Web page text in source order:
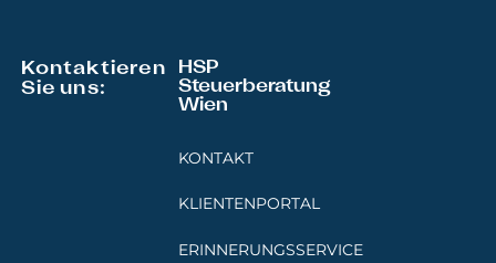
Kontaktieren
Sie uns:
HSP
Steuerberatung
Wien
KONTAKT
KLIENTENPORTAL
ERINNERUNGSSERVICE